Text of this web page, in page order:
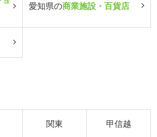
愛知県の商業施設・百貨店
関東 甲信越